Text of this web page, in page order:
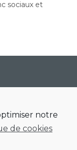
notre
de cookies
sociaux et